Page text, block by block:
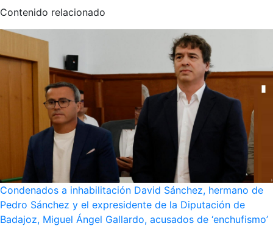
Contenido relacionado
Condenados a inhabilitación David Sánchez, hermano de
Pedro Sánchez y el expresidente de la Diputación de
Badajoz, Miguel Ángel Gallardo, acusados de ‘enchufismo’